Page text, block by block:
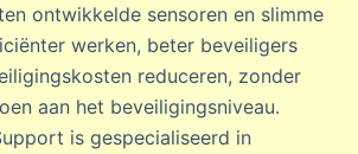
ontwikkelde sensoren en slimme
werken, beter beveiligers
reduceren, zonder
aan het beveiligingsniveau.
is gespecialiseerd in